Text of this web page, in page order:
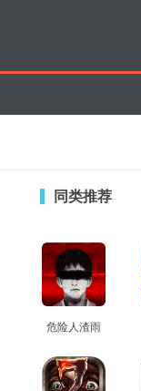
同类推荐
危险人渣雨